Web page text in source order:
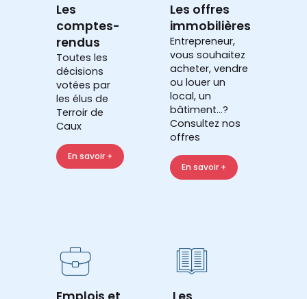
Les
comptes-
rendus
Toutes les
décisions
votées par
les élus de
Terroir de
Caux
En savoir +
Les offres
immobilières
Entrepreneur,
vous souhaitez
acheter, vendre
ou louer un
local, un
bâtiment...?
Consultez nos
offres
En savoir +